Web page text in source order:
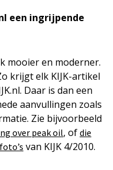
een ingrijpende
mooier en moderner.
krijgt elk KIJK-artikel
Daar is dan een
aanvullingen zoals
Zie bijvoorbeeld
over peak oil, of die
van KIJK 4/2010.